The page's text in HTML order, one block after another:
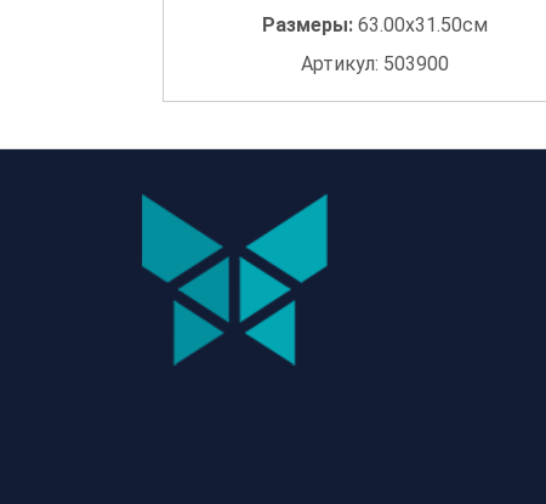
Размеры: 63.00x31.50см
Артикул: 503900